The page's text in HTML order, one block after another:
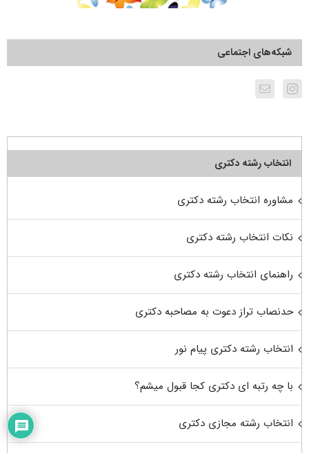
شبکه‌های اجتماعی
انتخاب رشته دکتری
مشاوره انتخاب رشته دکتری
نکات انتخاب رشته دکتری
راهنمای انتخاب رشته دکتری
حدنصاب تراز دعوت به مصاحبه دکتری
انتخاب رشته دکتری پیام نور
با چه رتبه ای دکتری کجا قبول میشم؟
انتخاب رشته مجازی دکتری